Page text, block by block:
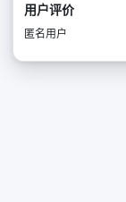
用户评价
匿名用户